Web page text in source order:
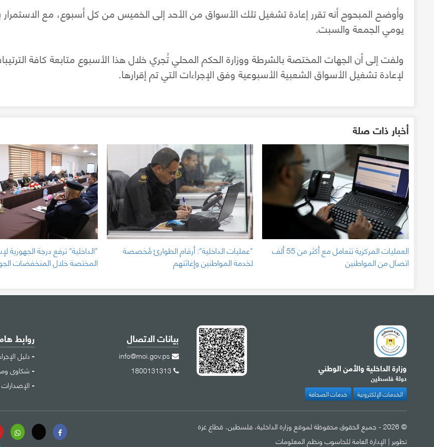
وأوضح المبحوح أنه تقرر إعادة تشغيل تلك الأسواق من الأحد إلى الخميس من كل أسبوع، مع الاستمرار
يومي الجمعة والسبت.
ولفت إلى أن الجهات المختصة بالشرطة ووزارة الحكم المحلي تُجري خلال هذا الأسبوع متابعة كافة
لإعادة تشغيل الأسواق الشعبية الأسبوعية وفق الإجراءات التي تم إقرارها.
أخبار ذات صلة
العمليات المركزية تتعامل مع أكثر من 55 ألف
اتصال من المواطنين
"عمليات الداخلية": أرقام الطوارئ مُخصصة
لخدمة المواطنين وإغاثتهم
"الداخلية" ترفع درجة الجهوزية
المختصة خلال المنخفضات
وزارة الداخلية والأمن الوطني
دولة فلسطين
الخدمات الإلكترونية خدمات الصحافة
بيانات الاتصال
info@moi.gov.ps
روابط
دليل
شكاوى
الإصدارات
© 2026 - جميع الحقوق محفوظة لموقع وزارة الداخلية، فلسطين، قطاع غزة
تطوير | الإدارة العامة للحاسوب ونظم المعلومات